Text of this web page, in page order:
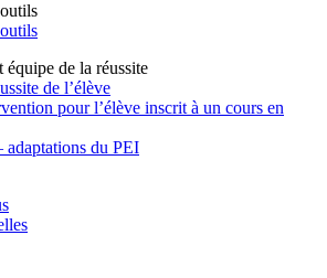
de la réussite
de l’élève
pour l’élève inscrit à un cours en
du PEI